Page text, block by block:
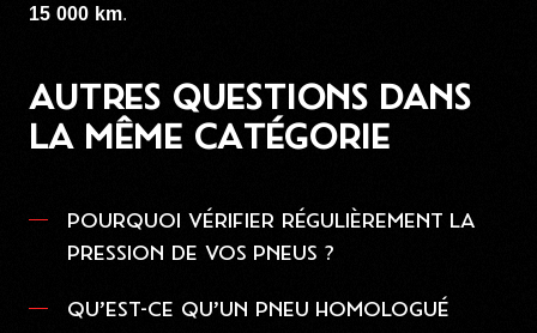
15 000 km.
AUTRES QUESTIONS DANS
LA MÊME CATÉGORIE
POURQUOI VÉRIFIER RÉGULIÈREMENT LA
PRESSION DE VOS PNEUS ?
QU’EST-CE QU’UN PNEU HOMOLOGUÉ